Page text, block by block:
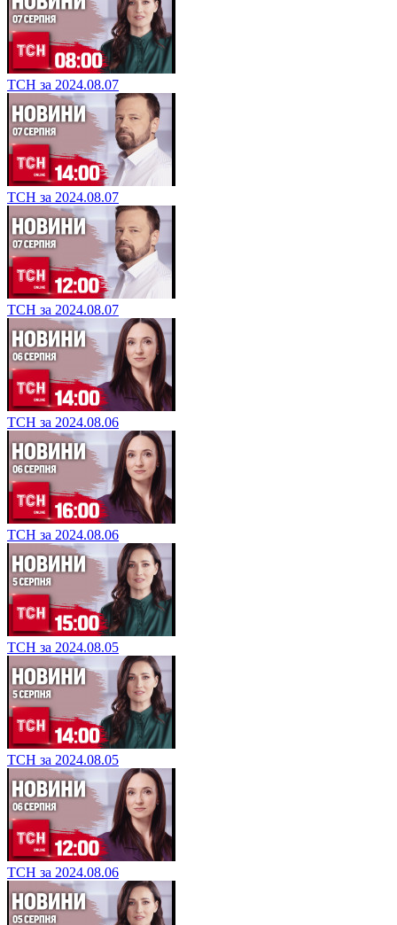
ТСН за 2024.08.07
ТСН за 2024.08.07
ТСН за 2024.08.07
ТСН за 2024.08.06
ТСН за 2024.08.06
ТСН за 2024.08.05
ТСН за 2024.08.05
ТСН за 2024.08.06